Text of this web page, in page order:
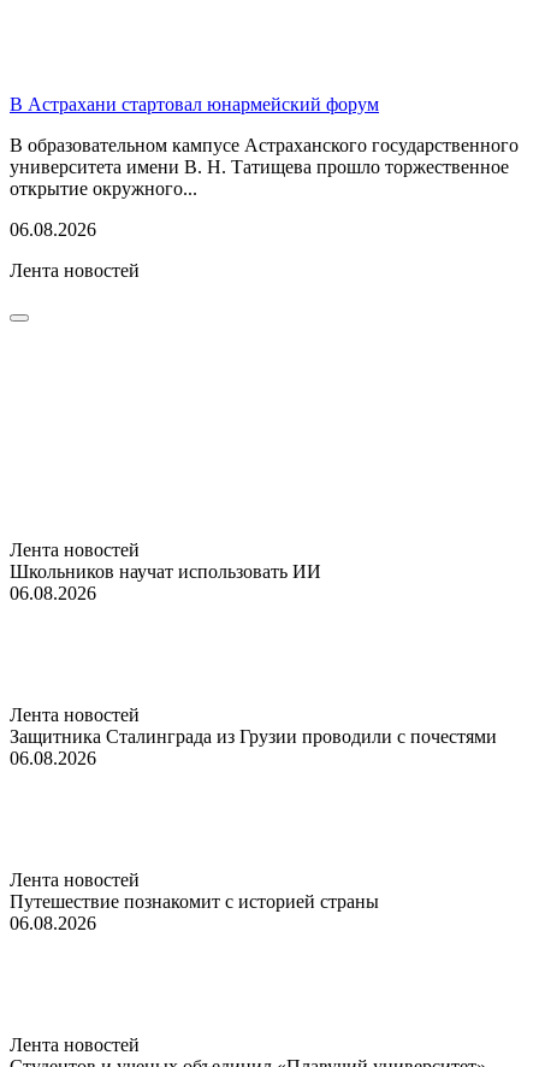
В Астрахани стартовал юнармейский форум
В образовательном кампусе Астраханского государственного
университета имени В. Н. Татищева прошло торжественное
открытие окружного...
06.08.2026
Лента новостей
Лента новостей
Школьников научат использовать ИИ
06.08.2026
Лента новостей
Защитника Сталинграда из Грузии проводили с почестями
06.08.2026
Лента новостей
Путешествие познакомит с историей страны
06.08.2026
Лента новостей